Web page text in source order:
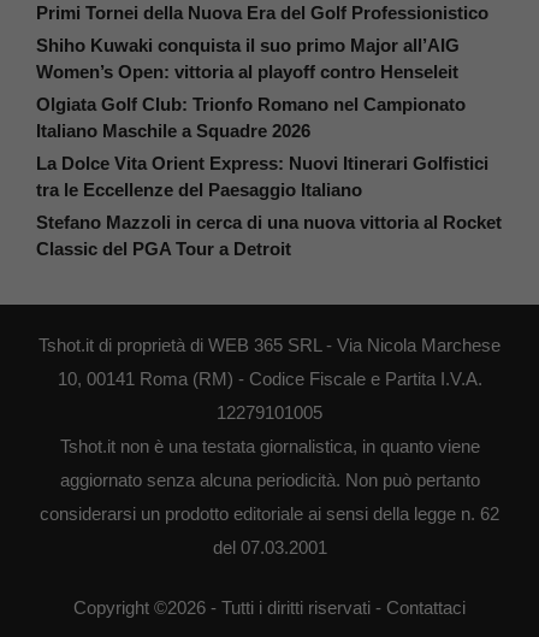
Primi Tornei della Nuova Era del Golf Professionistico
Shiho Kuwaki conquista il suo primo Major all’AIG
Women’s Open: vittoria al playoff contro Henseleit
Olgiata Golf Club: Trionfo Romano nel Campionato
Italiano Maschile a Squadre 2026
La Dolce Vita Orient Express: Nuovi Itinerari Golfistici
tra le Eccellenze del Paesaggio Italiano
Stefano Mazzoli in cerca di una nuova vittoria al Rocket
Classic del PGA Tour a Detroit
Tshot.it di proprietà di WEB 365 SRL - Via Nicola Marchese
10, 00141 Roma (RM) - Codice Fiscale e Partita I.V.A.
12279101005
Tshot.it non è una testata giornalistica, in quanto viene
aggiornato senza alcuna periodicità. Non può pertanto
considerarsi un prodotto editoriale ai sensi della legge n. 62
del 07.03.2001
Copyright ©2026 - Tutti i diritti riservati - Contattaci